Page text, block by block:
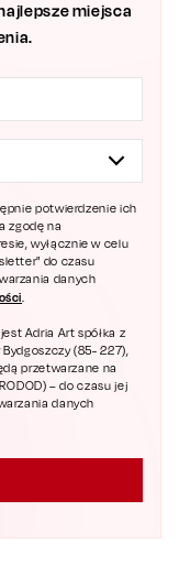
miejsca
potwierdzenie ich
zgodę na
wyłącznie w celu
do czasu
danych
.
Adria Art spółka z
(85- 227),
przetwarzane na
– do czasu jej
danych